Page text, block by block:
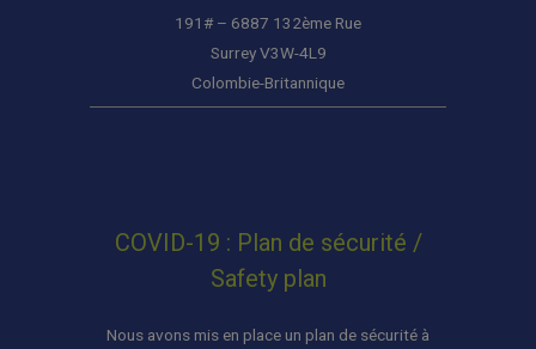
191# – 6887 132ème Rue
Surrey V3W-4L9
Colombie-Britannique
COVID-19 : Plan de sécurité /
Safety plan
Nous avons mis en place un plan de sécurité à